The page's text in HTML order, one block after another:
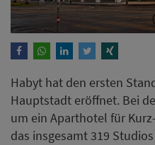
Habyt hat den ersten
Hauptstadt eröffnet. Bei
um ein Aparthotel für
das insgesamt 319